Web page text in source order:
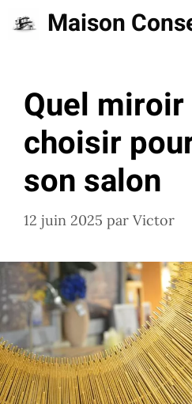
Aller
Maison
Quel
choisir
son salon
12 juin 2025 par Victor